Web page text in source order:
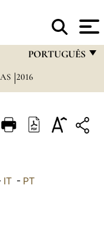
PORTUGUÊS
FRANÇAIS
ITALIANO
2016
IT - PT